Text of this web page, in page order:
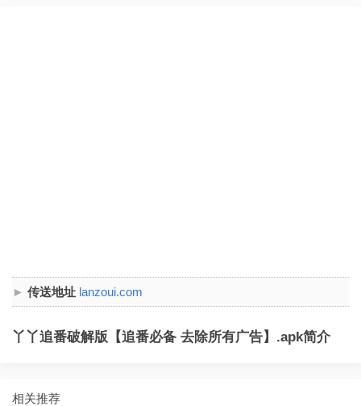
传送地址 lanzoui.com
丫丫追番破解版【追番必备 去除所有广告】.apk简介
相关推荐